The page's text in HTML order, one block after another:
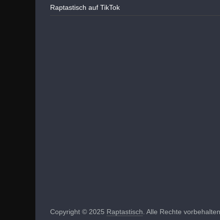
Raptastisch auf TikTok
Copyright © 2025 Raptastisch . Alle Rechte